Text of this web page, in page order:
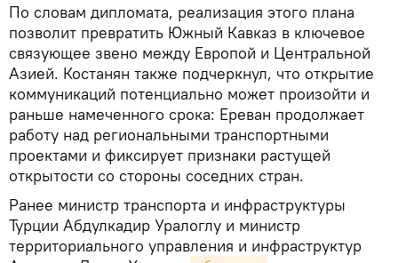
По словам дипломата, реализация этого плана
позволит превратить Южный Кавказ в ключевое
связующее звено между Европой и Центральной
Азией. Костанян также подчеркнул, что открытие
коммуникаций потенциально может произойти и
раньше намеченного срока: Ереван продолжает
работу над региональными транспортными
проектами и фиксирует признаки растущей
открытости со стороны соседних стран.
Ранее министр транспорта и инфраструктуры
Турции Абдулкадир Уралоглу и министр
территориального управления и инфраструктур